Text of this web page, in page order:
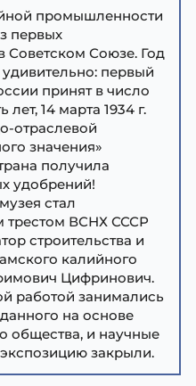
промышленности
первых
Союзе. Год
удивительно: первый
принят в число
14 марта 1934 г.
отраслевой
значения»
получила
удобрений!
стал
ВСНХ СССР
строительства и
калийного
Цифринович.
работой занимались
на основе
общества, и научные
закрыли.